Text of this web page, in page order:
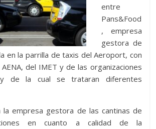
entre
Pans&Food
, empresa
gestora de
en la parrilla de taxis del Aeroport, con
del IMET y de las organizaciones
de la cual se trataran diferentes
la empresa gestora de las cantinas de
en cuanto a calidad de la